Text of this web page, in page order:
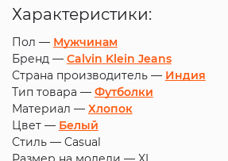
Характеристики:
Пол — Мужчинам
Бренд — Calvin Klein Jeans
Страна производитель — Индия
Тип товара — Футболки
Материал — Хлопок
Цвет — Белый
Стиль — Casual